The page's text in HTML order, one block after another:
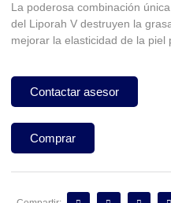
La poderosa combinación
del Liporah V destruyen la
mejorar la elasticidad de la
Contactar asesor
Comprar